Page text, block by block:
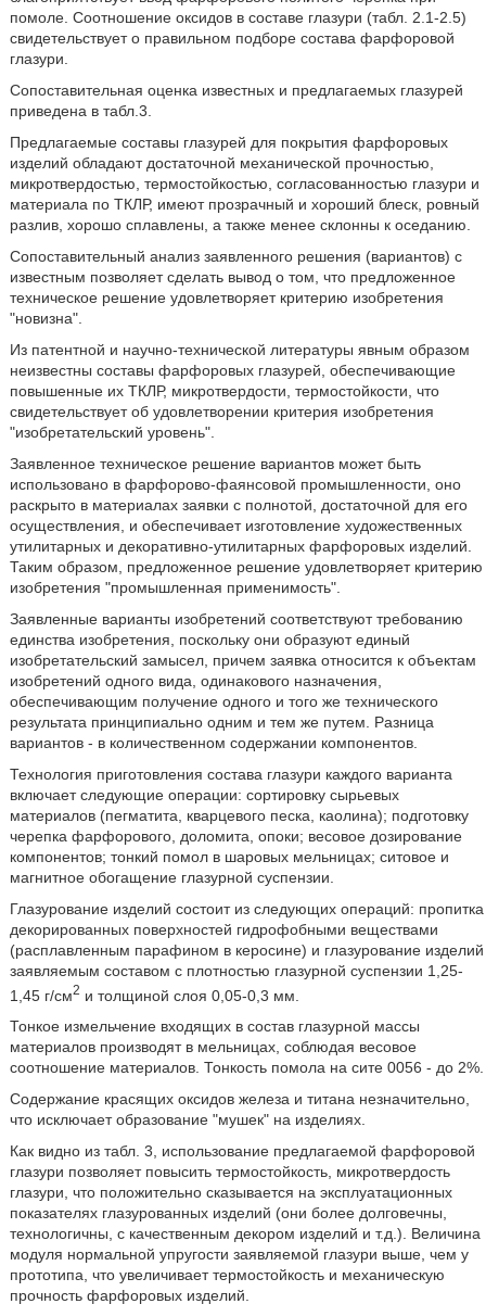
помоле. Соотношение оксидов в составе глазури (табл. 2.1-2.5)
свидетельствует о правильном подборе состава фарфоровой
глазури.
Сопоставительная оценка известных и предлагаемых глазурей
приведена в табл.3.
Предлагаемые составы глазурей для покрытия фарфоровых
изделий обладают достаточной механической прочностью,
микротвердостью, термостойкостью, согласованностью глазури и
материала по ТКЛР, имеют прозрачный и хороший блеск, ровный
разлив, хорошо сплавлены, а также менее склонны к оседанию.
Сопоставительный анализ заявленного решения (вариантов) с
известным позволяет сделать вывод о том, что предложенное
техническое решение удовлетворяет критерию изобретения
"новизна".
Из патентной и научно-технической литературы явным образом
неизвестны составы фарфоровых глазурей, обеспечивающие
повышенные их ТКЛР, микротвердости, термостойкости, что
свидетельствует об удовлетворении критерия изобретения
"изобретательский уровень".
Заявленное техническое решение вариантов может быть
использовано в фарфорово-фаянсовой промышленности, оно
раскрыто в материалах заявки с полнотой, достаточной для его
осуществления, и обеспечивает изготовление художественных
утилитарных и декоративно-утилитарных фарфоровых изделий.
Таким образом, предложенное решение удовлетворяет критерию
изобретения "промышленная применимость".
Заявленные варианты изобретений соответствуют требованию
единства изобретения, поскольку они образуют единый
изобретательский замысел, причем заявка относится к объектам
изобретений одного вида, одинакового назначения,
обеспечивающим получение одного и того же технического
результата принципиально одним и тем же путем. Разница
вариантов - в количественном содержании компонентов.
Технология приготовления состава глазури каждого варианта
включает следующие операции: сортировку сырьевых
материалов (пегматита, кварцевого песка, каолина); подготовку
черепка фарфорового, доломита, опоки; весовое дозирование
компонентов; тонкий помол в шаровых мельницах; ситовое и
магнитное обогащение глазурной суспензии.
Глазурование изделий состоит из следующих операций: пропитка
декорированных поверхностей гидрофобными веществами
(расплавленным парафином в керосине) и глазурование изделий
заявляемым составом с плотностью глазурной суспензии 1,25-
1,45 г/см2 и толщиной слоя 0,05-0,3 мм.
Тонкое измельчение входящих в состав глазурной массы
материалов производят в мельницах, соблюдая весовое
соотношение материалов. Тонкость помола на сите 0056 - до 2%.
Содержание красящих оксидов железа и титана незначительно,
что исключает образование "мушек" на изделиях.
Как видно из табл. 3, использование предлагаемой фарфоровой
глазури позволяет повысить термостойкость, микротвердость
глазури, что положительно сказывается на эксплуатационных
показателях глазурованных изделий (они более долговечны,
технологичны, с качественным декором изделий и т.д.). Величина
модуля нормальной упругости заявляемой глазури выше, чем у
прототипа, что увеличивает термостойкость и механическую
прочность фарфоровых изделий.